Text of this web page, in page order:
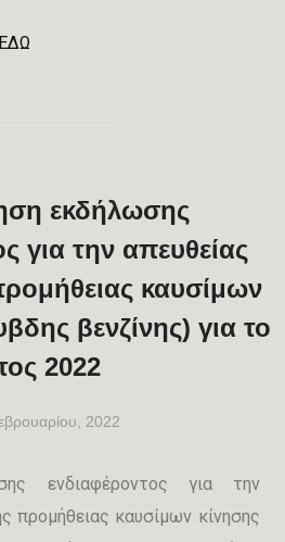
ΕΔΩ
εκδήλωσης
για την απευθείας
καυσίμων
βενζίνης) για το
2022
2022
ενδιαφέροντος για την
προμήθειας καυσίμων κίνησης